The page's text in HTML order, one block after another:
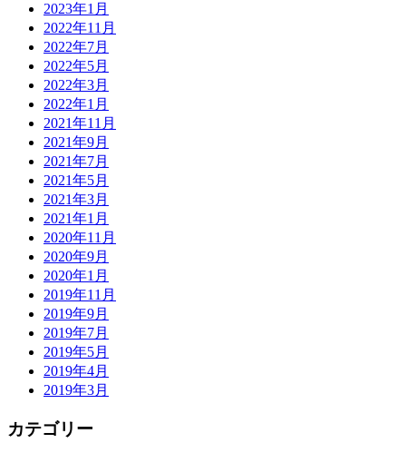
2023年1月
2022年11月
2022年7月
2022年5月
2022年3月
2022年1月
2021年11月
2021年9月
2021年7月
2021年5月
2021年3月
2021年1月
2020年11月
2020年9月
2020年1月
2019年11月
2019年9月
2019年7月
2019年5月
2019年4月
2019年3月
カテゴリー